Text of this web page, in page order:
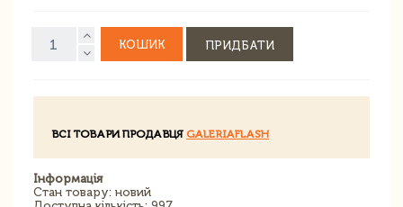
КОШИК ПРИДБАТИ
ВСІ ТОВАРИ ПРОДАВЦЯ GALERIAFLASH
Інформація
Стан товару: новий